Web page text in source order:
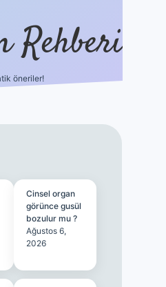
Rehberi
öneriler!
Cinsel organ
görünce gusül
bozulur mu ?
Ağustos 6,
2026
hiltonbet güncel giriş